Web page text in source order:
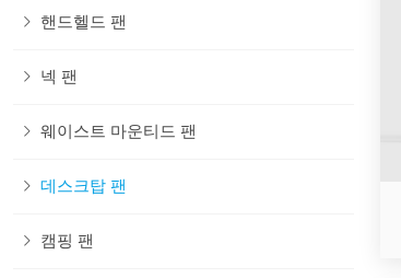
핸드헬드 팬
넥 팬
웨이스트 마운티드 팬
데스크탑 팬
캠핑 팬